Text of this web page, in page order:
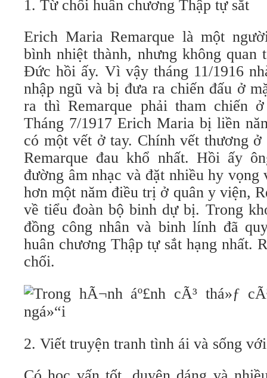
1. Từ chối huân chương Thập tự sắt
Erich Maria Remarque là một
bình nhiệt thành, nhưng không quan
Đức hồi ấy. Vì vậy tháng 11/1916
nhập ngũ và bị đưa ra chiến đấu ở
ra thì Remarque phải tham chiến
Tháng 7/1917 Erich Maria bị liền
có một vết ở tay. Chính vết thương
Remarque đau khổ nhất. Hồi ấy
đường âm nhạc và đặt nhiều hy vọng
hơn một năm điều trị ở quân y viện,
về tiểu đoàn bộ binh dự bị. Trong
đồng công nhân và binh lính đã
huân chương Thập tự sắt hạng nhất.
chối.
2. Viết truyện tranh tình ái và sống